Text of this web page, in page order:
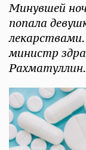
Минувшей
попала
министр
Рахматуллин.